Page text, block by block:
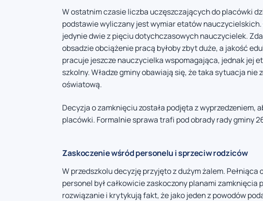
W ostatnim czasie liczba uczęszczających do placówki
podstawie wyliczany jest wymiar etatów nauczycielskich.
jedynie dwie z pięciu dotychczasowych nauczycielek.
obsadzie obciążenie pracą byłoby zbyt duże, a jakość
pracuje jeszcze nauczycielka wspomagająca, jednak jej
szkolny. Władze gminy obawiają się, że taka sytuacja
oświatową.
Decyzja o zamknięciu została podjęta z wyprzedzeniem,
placówki. Formalnie sprawa trafi pod obrady rady gminy
Zaskoczenie wśród personelu i sprzeciw rodziców
W przedszkolu decyzję przyjęto z dużym żalem.
personel był całkowicie zaskoczony planami zamknięcia
rozwiązanie i krytykują fakt, że jako jeden z powodów